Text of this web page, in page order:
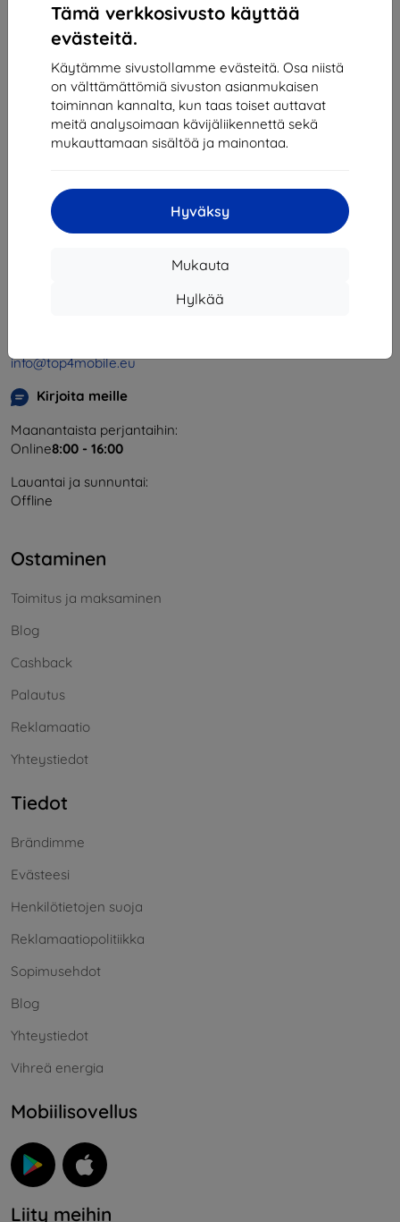
Tämä verkkosivusto käyttää
evästeitä.
Käytämme sivustollamme evästeitä. Osa niistä
on välttämättömiä sivuston asianmukaisen
toiminnan kannalta, kun taas toiset auttavat
meitä analysoimaan kävijäliikennettä sekä
mukauttamaan sisältöä ja mainontaa.
Hyväksy
Mukauta
Hylkää
yhteensä .
«
Shield-SK s.r.o.
SK2023549671
info@top4mobile.eu
Kirjoita meille
Maanantaista perjantaihin:
Online8:00 - 16:00
Lauantai ja sunnuntai:
Offline
Ostaminen
Toimitus ja maksaminen
Blog
Cashback
Palautus
Reklamaatio
Yhteystiedot
Tiedot
Brändimme
Evästeesi
Henkilötietojen suoja
Reklamaatiopolitiikka
Sopimusehdot
Blog
Yhteystiedot
Vihreä energia
Mobiilisovellus
Liity meihin